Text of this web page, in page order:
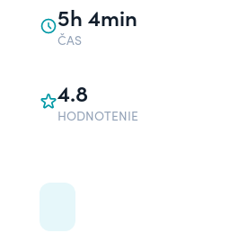
5h 4min
ČAS
4.8
HODNOTENIE